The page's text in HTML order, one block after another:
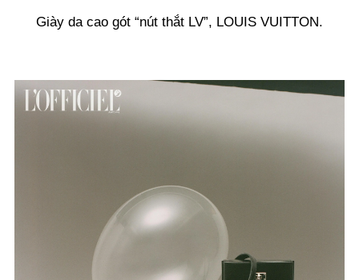
Giày da cao gót “nút thắt LV”, LOUIS VUITTON.